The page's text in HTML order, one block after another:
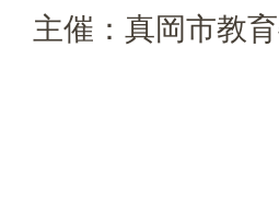
主催：真岡市教